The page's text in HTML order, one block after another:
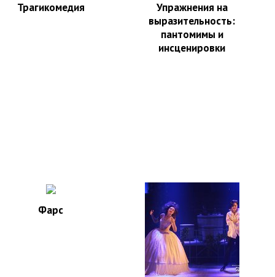
Трагикомедия
Упражнения на
выразительность:
пантомимы и
инсценировки
Фарс